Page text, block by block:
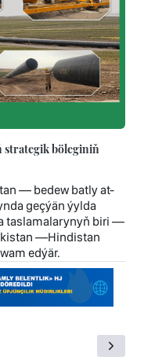
strategik böleginiň
— bedew batly at-
geçýän ýylda
taslamalarynyň biri —
—Hindistan
edýär.